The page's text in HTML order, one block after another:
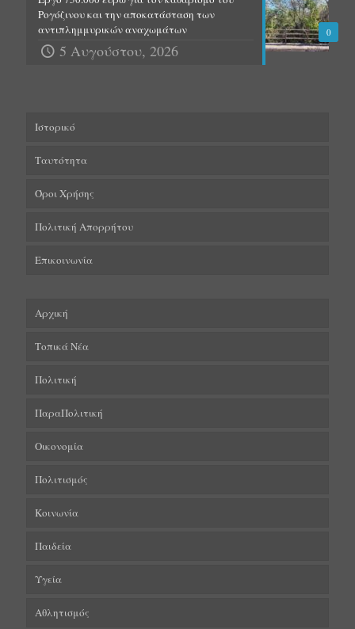
0
Ρογόζινου και την αποκατάσταση των
αντιπλημμυρικών αναχωμάτων
5 Αυγούστου, 2026
Ιστορικό
Ταυτότητα
Όροι Χρήσης
Πολιτική Απορρήτου
Επικοινωνία
Αρχική
Τοπικά Νέα
Πολιτική
ΠαραΠολιτική
Οικονομία
Πολιτισμός
Κοινωνία
Παιδεία
Υγεία
Αθλητισμός